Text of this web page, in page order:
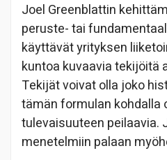
Joel Greenblattin
peruste- tai
käyttävät yrityksen
kuntoa kuvaavia tekijöitä
Tekijät voivat olla joko
tämän formulan kohdalla
tulevaisuuteen peilaavia.
menetelmiin palaan